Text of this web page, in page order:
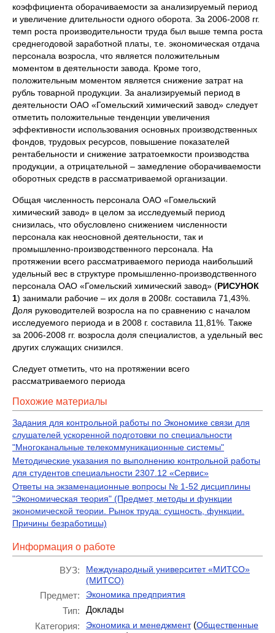
коэффициента оборачиваемости за анализируемый период
и увеличение длительности одного оборота. За 2006-2008 гг.
темп роста производительности труда был выше темпа роста
среднегодовой заработной платы, т.е. экономическая отдача
персонала возросла, что является положительным
моментом в деятельности завода. Кроме того,
положительным моментом является снижение затрат на
рубль товарной продукции. За анализируемый период в
деятельности ОАО «Гомельский химический завод» следует
отметить положительные тенденции увеличения
эффективности использования основных производственных
фондов, трудовых ресурсов, повышение показателей
рентабельности и снижение затратоемкости производства
продукции, а отрицательной – замедление оборачиваемости
оборотных средств в рассматриваемой организации.
Общая численность персонала ОАО «Гомельский
химический завод» в целом за исследуемый период
снизилась, что обусловлено снижением численности
персонала как неосновной деятельности, так и
промышленно-производственного персонала. На
протяжении всего рассматриваемого периода наибольший
удельный вес в структуре промышленно-производственного
персонала ОАО «Гомельский химический завод» (РИСУНОК
1) занимали рабочие – их доля в 2008г. составила 71,43%.
Доля руководителей возросла на по сравнению с началом
исследуемого периода и в 2008 г. составила 11,81%. Также
за 2006-2008 гг. возросла доля специалистов, а удельный вес
других служащих снизился.
Следует отметить, что на протяжении всего
рассматриваемого периода
Похожие материалы
Задания для контрольной работы по Экономике связи для
слушателей ускоренной подготовки по специальности
"Многоканальные телекоммуникационные системы"
Методические указания по выполнению контрольной работы
для студентов специальности 2307.12 «Сервис»
Ответы на экзаменационные вопросы № 1-52 дисциплины
"Экономическая теория" (Предмет, методы и функции
экономической теории. Рынок труда: сущность, функции.
Причины безработицы)
Информация о работе
ВУЗ:
Международный университет «МИТСО»
(МИТСО)
Предмет: Экономика предприятия
Тип:
Доклады
Категория:
Экономика и менеджмент(Общественные